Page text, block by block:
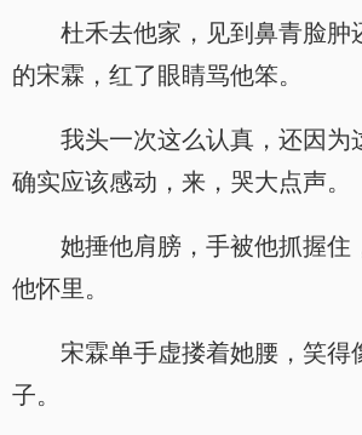
杜禾去他家，见到鼻青脸肿
的宋霖，红了眼睛骂他笨。
我头一次这么认真，还因为
确实应该感动，来，哭大点声。
她捶他肩膀，手被他抓握住
他怀里。
宋霖单手虚搂着她腰，笑得
子。